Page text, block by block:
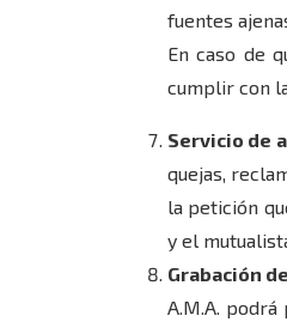
fuentes
En caso de
cumplir con
Servicio de
quejas,
la petición
y el
Grabación
A.M.A.